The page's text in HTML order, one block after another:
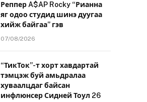
Реппер A$AP Rocky “Рианна
яг одоо студид шинэ дуугаа
хийж байгаа” гэв
07/08/2026
“ТикТок”-т хорт хавдартай
тэмцэж буй амьдралаа
хуваалцдаг байсан
инфлюнсер Сидней Тоул 26